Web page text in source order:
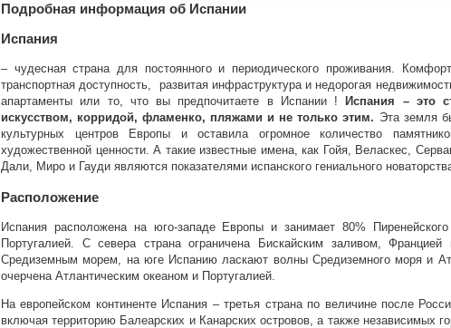
Подробная информация об Испании
Испания
– чудесная страна для постоянного и периодического проживания.
транспортная доступность, развитая инфраструктура и недорогая
апартаменты или то, что вы предпочитаете в Испании !
Испания – это
искусством, корридой, фламенко, пляжами и не только этим. Эта земля
культурных центров Европы и оставила огромное количество
художественной ценности. А такие известные имена, как Гойя, Веласкес,
Дали, Миро и Гауди являются показателями испанского гениального новатор
Расположение
Испания расположена на юго-западе Европы и занимает 80%
Португалией.
С севера страна ограничена Бискайским заливом,
Средиземным морем, на юге Испанию ласкают волны Средиземного моря и
очерчена Атлантическим океаном и Португалией.
На европейском континенте Испания – третья страна по величине после
включая территорию Балеарских и Канарских островов, а также независимых